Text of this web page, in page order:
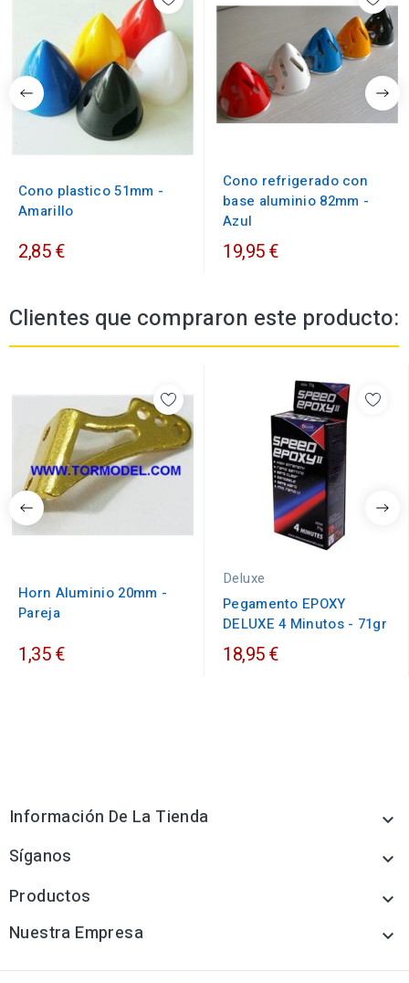
Cono plastico 51mm -
Amarillo
2,85 €
Cono refrigerado con
base aluminio 82mm -
Azul
19,95 €
Clientes que compraron este producto:
Horn Aluminio 20mm -
Pareja
1,35 €
Deluxe
Pegamento EPOXY
DELUXE 4 Minutos - 71gr
18,95 €
Información De La Tienda 
Síganos 
Productos 
Nuestra Empresa 